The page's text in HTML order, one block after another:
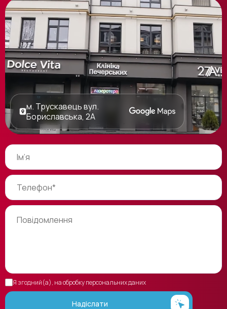
Я згодний(а), на обробку персональних даних
Надіслати
м. Трускавець вул.
Бориславська, 2А